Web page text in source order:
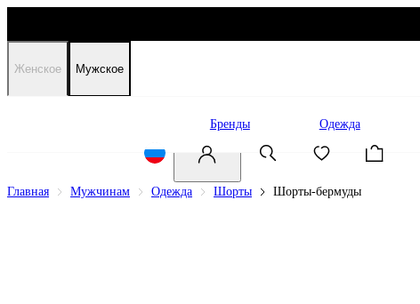
Женское Мужское
Бренды Одежда
Главная Мужчинам Одежда Шорты Шорты-бермуды